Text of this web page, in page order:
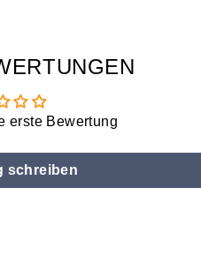
erste Bewertung
schreiben